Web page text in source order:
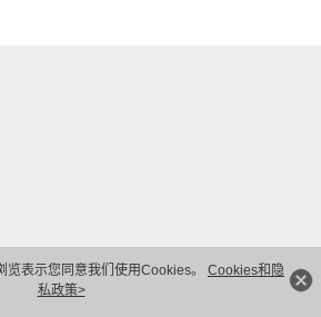
表示您同意我们使用Cookies。 Cookies和隐
私政策>